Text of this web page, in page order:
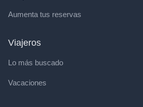
Aumenta tus reservas
Viajeros
Lo más buscado
Vacaciones